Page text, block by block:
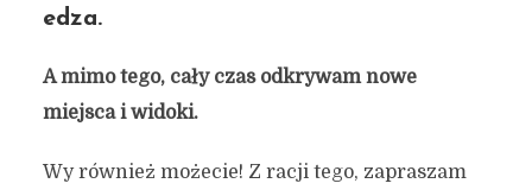
edza.
A mimo tego, cały czas odkrywam nowe
miejsca i widoki.
Wy również możecie! Z racji tego, zapraszam